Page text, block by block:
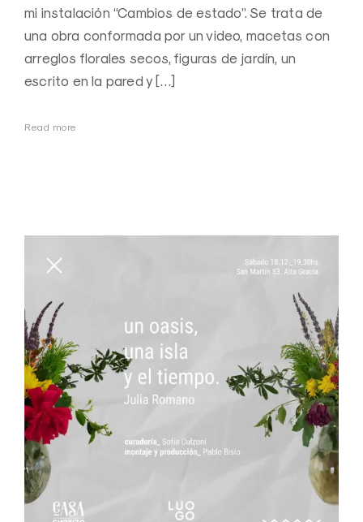
mi instalación “Cambios de estado”. Se trata de
una obra conformada por un video, macetas con
arreglos florales secos, figuras de jardín, un
escrito en la pared y […]
Read more